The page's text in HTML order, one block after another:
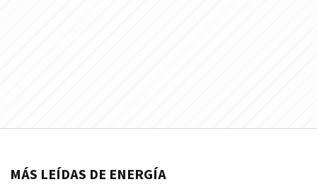
MÁS LEÍDAS DE ENERGÍA